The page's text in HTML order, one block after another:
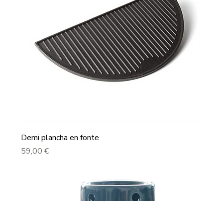
Demi plancha en fonte
Prix
59,00 €